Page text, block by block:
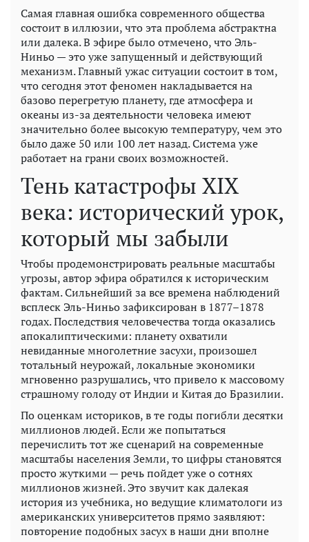
Самая главная ошибка современного общества
состоит в иллюзии, что эта проблема абстрактна
или далека. В эфире было отмечено, что Эль-
Ниньо — это уже запущенный и действующий
механизм. Главный ужас ситуации состоит в том,
что сегодня этот феномен накладывается на
базово перегретую планету, где атмосфера и
океаны из-за деятельности человека имеют
значительно более высокую температуру, чем это
было даже 50 или 100 лет назад. Система уже
работает на грани своих возможностей.
Тень катастрофы XIX
века: исторический урок,
который мы забыли
Чтобы продемонстрировать реальные масштабы
угрозы, автор эфира обратился к историческим
фактам. Сильнейший за все времена наблюдений
всплеск Эль-Ниньо зафиксирован в 1877–1878
годах. Последствия человечества тогда оказались
апокалиптическими: планету охватили
невиданные многолетние засухи, произошел
тотальный неурожай, локальные экономики
мгновенно разрушались, что привело к массовому
страшному голоду от Индии и Китая до Бразилии.
По оценкам историков, в те годы погибли десятки
миллионов людей. Если же попытаться
перечислить тот же сценарий на современные
масштабы населения Земли, то цифры становятся
просто жуткими — речь пойдет уже о сотнях
миллионов жизней. Это звучит как далекая
история из учебника, но ведущие климатологи из
американских университетов прямо заявляют:
повторение подобных засух в наши дни вполне